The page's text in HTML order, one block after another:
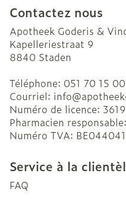
Contactez nous
Apotheek Goderis &
Kapelleriestraat 9
8840 Staden
Téléphone: 051 70 15 00
Courriel: info@
Numéro de licence:
Pharmacien responsable:
Numéro TVA:
Service à la
FAQ